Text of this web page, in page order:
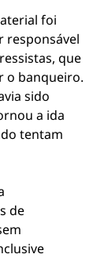
foi
responsável
que
o banqueiro.
sido
a ida
tentam
de